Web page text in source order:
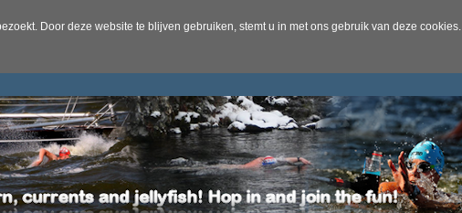
Door deze website te blijven gebruiken, stemt u in met ons gebruik van deze cookies.